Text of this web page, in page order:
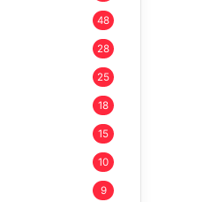
48
28
25
18
15
10
9